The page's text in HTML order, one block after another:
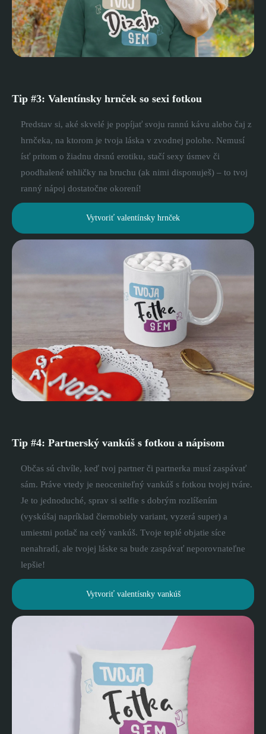
Tip #3: Valentínsky hrnček so sexi fotkou
Predstav si, aké skvelé je popíjať svoju rannú kávu alebo čaj z
hrnčeka, na ktorom je tvoja láska v zvodnej polohe. Nemusí
ísť pritom o žiadnu drsnú erotiku, stačí sexy úsmev či
poodhalené tehličky na bruchu (ak nimi disponuješ) – to tvoj
ranný nápoj dostatočne okorení!
Vytvoriť valentínsky hrnček
Tip #4: Partnerský vankúš s fotkou a nápisom
Občas sú chvíle, keď tvoj partner či partnerka musí zaspávať
sám. Práve vtedy je neoceniteľný vankúš s fotkou tvojej tváre.
Je to jednoduché, sprav si selfie s dobrým rozlíšením
(vyskúšaj napríklad čiernobiely variant, vyzerá super) a
umiestni potlač na celý vankúš. Tvoje teplé objatie síce
nenahradí, ale tvojej láske sa bude zaspávať neporovnateľne
lepšie!
Vytvoriť valentísnky vankúš